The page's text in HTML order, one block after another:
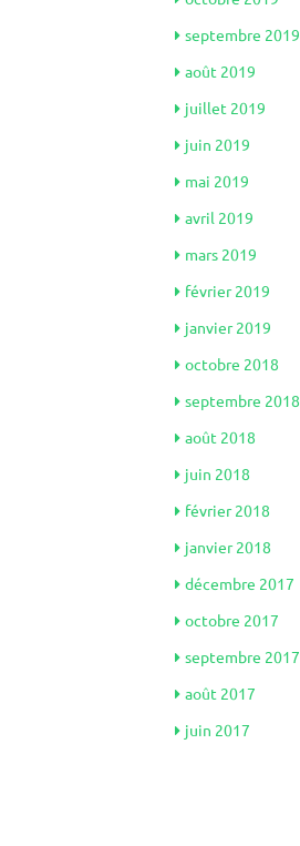
septembre 2019
août 2019
juillet 2019
juin 2019
mai 2019
avril 2019
mars 2019
février 2019
janvier 2019
octobre 2018
septembre 2018
août 2018
juin 2018
février 2018
janvier 2018
décembre 2017
octobre 2017
septembre 2017
août 2017
juin 2017